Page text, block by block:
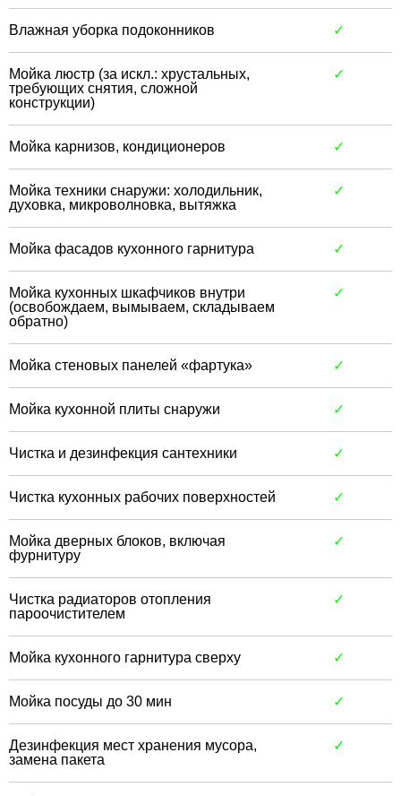
Влажная уборка подоконников ✓
Мойка люстр (за искл.: хрустальных,
требующих снятия, сложной
конструкции)
✓
Мойка карнизов, кондиционеров ✓
Мойка техники снаружи: холодильник,
духовка, микроволновка, вытяжка
✓
Мойка фасадов кухонного гарнитура ✓
Мойка кухонных шкафчиков внутри
(освобождаем, вымываем, складываем
обратно)
✓
Мойка стеновых панелей «фартука» ✓
Мойка кухонной плиты снаружи ✓
Чистка и дезинфекция сантехники ✓
Чистка кухонных рабочих поверхностей ✓
Мойка дверных блоков, включая
фурнитуру
✓
Чистка радиаторов отопления
пароочистителем
✓
Мойка кухонного гарнитура сверху ✓
Мойка посуды до 30 мин ✓
Дезинфекция мест хранения мусора,
замена пакета
✓